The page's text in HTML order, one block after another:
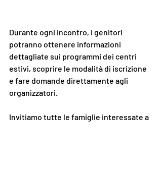
Durante ogni incontro, i genitori
potranno ottenere informazioni
dettagliate sui programmi dei centri
estivi, scoprire le modalità di iscrizione
e fare domande direttamente agli
organizzatori.
Invitiamo tutte le famiglie interessate a